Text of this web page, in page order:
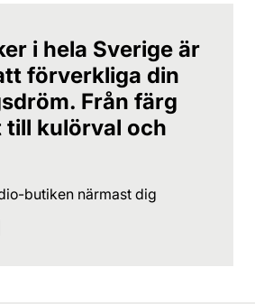
i hela Sverige är
förverkliga din
Från färg
till kulörval och
butiken närmast dig